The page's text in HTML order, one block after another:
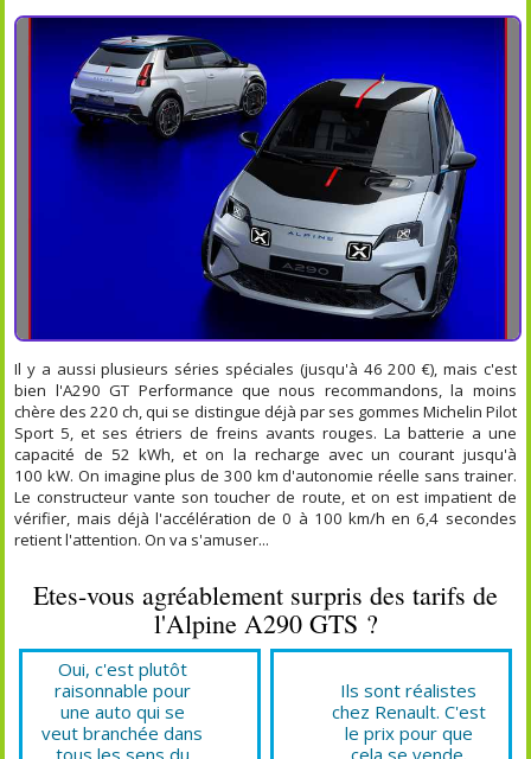
Il y a aussi plusieurs séries spéciales (jusqu'à 46 200 €), mais c'est
bien l'A290 GT Performance que nous recommandons, la moins
chère des 220 ch, qui se distingue déjà par ses gommes Michelin Pilot
Sport 5, et ses étriers de freins avants rouges. La batterie a une
capacité de 52 kWh, et on la recharge avec un courant jusqu'à
100 kW. On imagine plus de 300 km d'autonomie réelle sans trainer.
Le constructeur vante son toucher de route, et on est impatient de
vérifier, mais déjà l'accélération de 0 à 100 km/h en 6,4 secondes
retient l'attention. On va s'amuser...
Etes-vous agréablement surpris des tarifs de
l'Alpine A290 GTS ?
Oui, c'est plutôt
raisonnable pour
une auto qui se
veut branchée dans
tous les sens du
Ils sont réalistes
chez Renault. C'est
le prix pour que
cela se vende.